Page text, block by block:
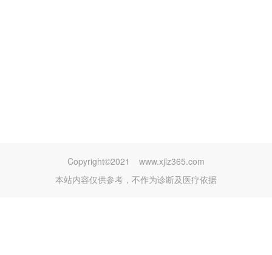
Copyright©2021
www.xjlz365.com
本站内容仅供参考，不作为诊断及医疗依据